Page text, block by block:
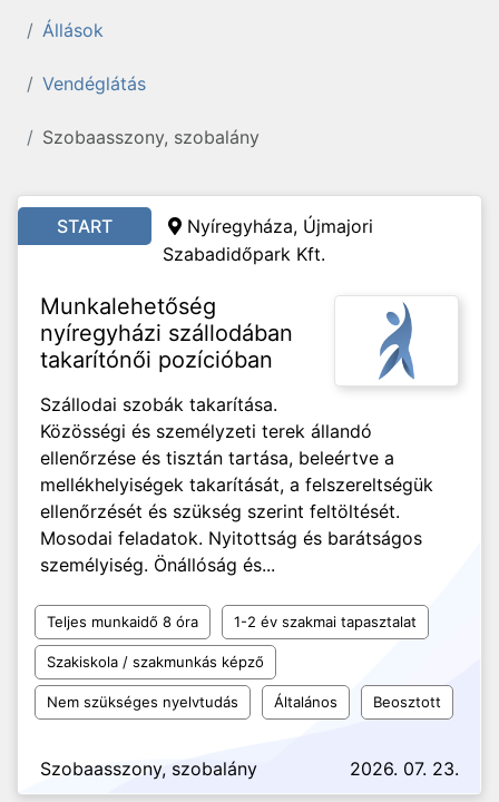
Állások
Vendéglátás
Szobaasszony, szobalány
START
Nyíregyháza, Újmajori
Szabadidőpark Kft.
Munkalehetőség
nyíregyházi szállodában
takarítónői pozícióban
Szállodai szobák takarítása.
Közösségi és személyzeti terek állandó
ellenőrzése és tisztán tartása, beleértve a
mellékhelyiségek takarítását, a felszereltségük
ellenőrzését és szükség szerint feltöltését.
Mosodai feladatok. Nyitottság és barátságos
személyiség. Önállóság és...
Teljes munkaidő 8 óra 1-2 év szakmai tapasztalat
Szakiskola / szakmunkás képző
Nem szükséges nyelvtudás Általános Beosztott
Szobaasszony, szobalány 2026. 07. 23.